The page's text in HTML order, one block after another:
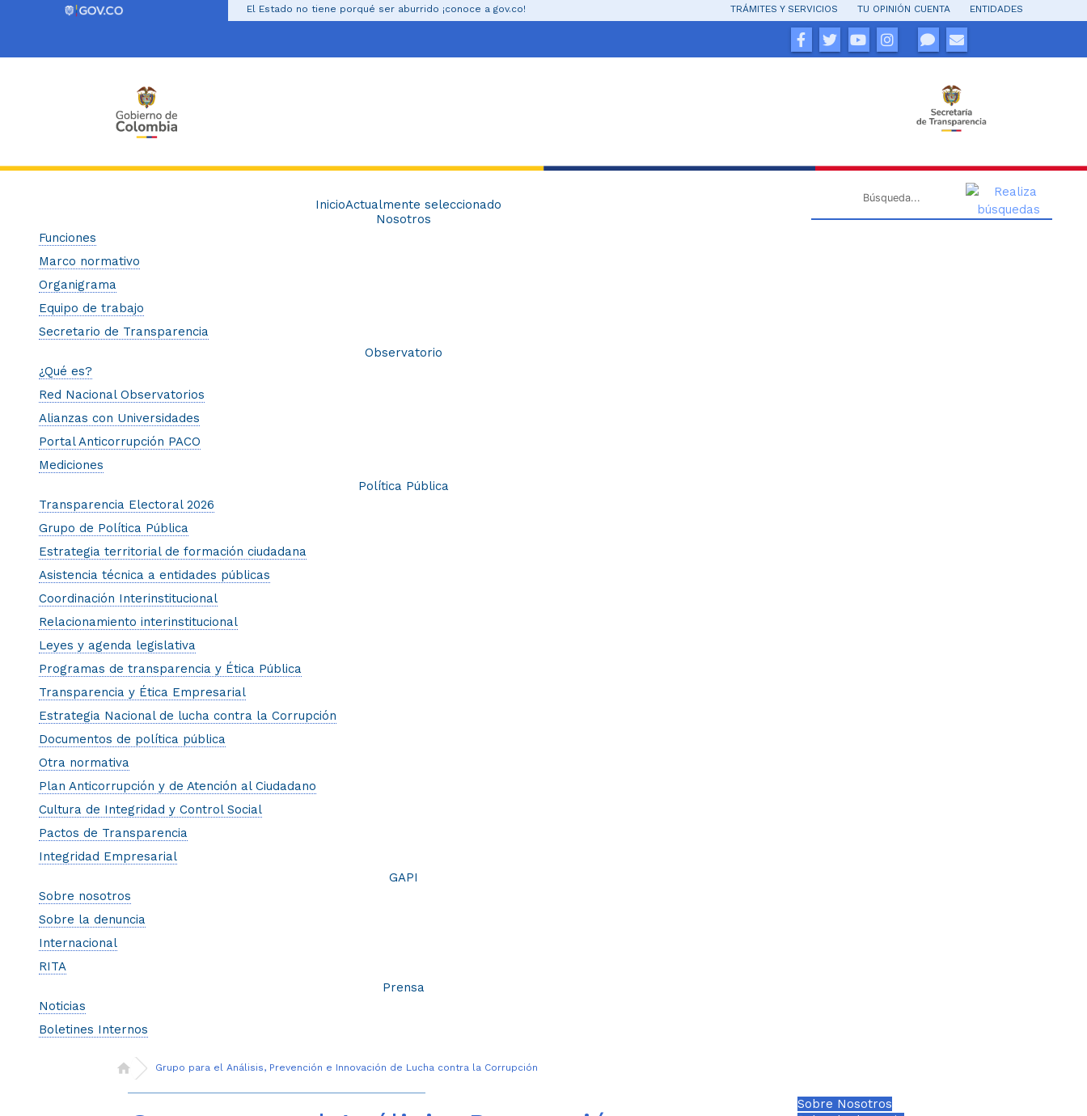
ir al contenido
El Estado no tiene porqué ser aburrido ¡conoce a gov.co! TRÁMITES Y SERVICIOS TU OPINIÓN CUENTA ENTIDADES
InicioActualmente seleccionado
Nosotros
Funciones
Marco normativo
Organigrama
Equipo de trabajo
Secretario de Transparencia
Observatorio
¿Qué es?
Red Nacional Observatorios
Alianzas con Universidades
Portal Anticorrupción PACO
Mediciones
Política Pública
Transparencia Electoral 2026
Grupo de Política Pública
Estrategia territorial de formación ciudadana
Asistencia técnica a entidades públicas
Coordinación Interinstitucional
Relacionamiento interinstitucional
Leyes y agenda legislativa
Programas de transparencia y Ética Pública
Transparencia y Ética Empresarial
Estrategia Nacional de lucha contra la Corrupción
Documentos de política pública
Otra normativa
Plan Anticorrupción y de ​Atención al Ciudadano
Cultura de Integridad y Control Social
Pactos de Transparencia
Integridad Empresarial
GAPI
Sobre nosotros
Sobre la denuncia
Internacional
RITA
Prensa
Noticias
Boletines Internos
Grupo para el Análisis, Prevención e Innovación de Lucha contra la Corrupción
Sobre Nosotros